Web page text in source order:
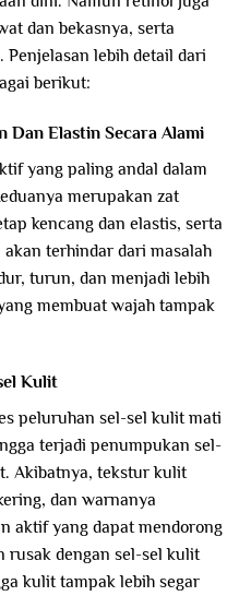
dan bekasnya, serta
lebih detail dari
berikut:
Dan Elastin Secara Alami
yang paling andal dalam
merupakan zat
kencang dan elastis, serta
terhindar dari masalah
turun, dan menjadi lebih
membuat wajah tampak
Kulit
peluruhan sel-sel kulit mati
terjadi penumpukan sel-
Akibatnya, tekstur kulit
dan warnanya
aktif yang dapat mendorong
rusak dengan sel-sel kulit
kulit tampak lebih segar